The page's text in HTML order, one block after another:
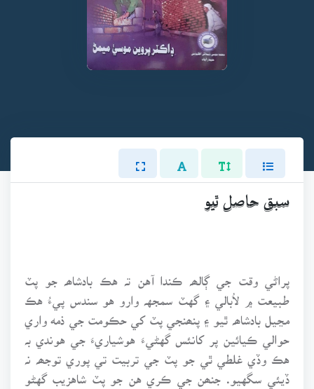
سبق حاصل ٿيو
پراڻي وقت جي ڳالھہ ڪندا آهن تہ هڪ بادشاھہ جو پٽ
طبيعت ۾ لاُبالي ۽ گهٽ سمجهہ وارو هو سندس پيءُ هڪ
مڃيل بادشاھہ ٿيو ۽ پنھنجي پٽ کي حڪومت جي ذمه واري
حوالي ڪيائين پر کانئس گهڻيءَ هوشياريءَ جي هوندي بہ
هڪ وڏي غلطي ٿي جو پٽ جي تربيت تي پوري توجھہ نہ
ڏيئي سگهيو. جنھن جي ڪري هن جو پٽ شاهزيب گهڻو